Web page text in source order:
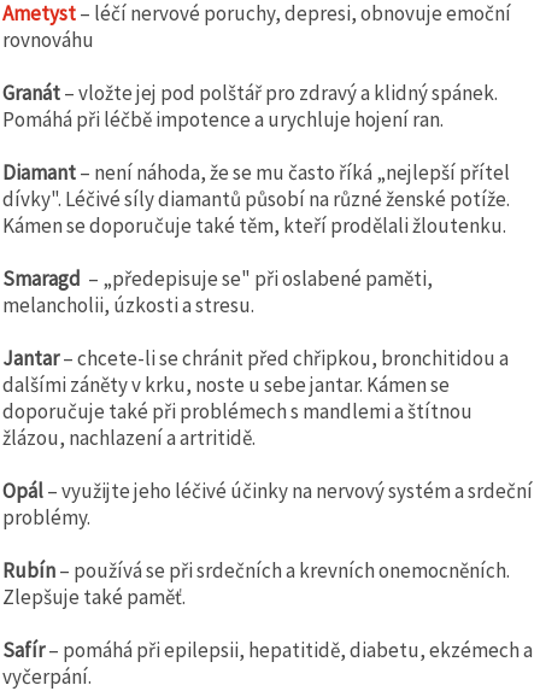
Ametyst– léčí nervové poruchy, depresi, obnovuje emoční
rovnováhu
Granát– vložte jej pod polštář pro zdravý a klidný spánek.
Pomáhá při léčbě impotence a urychluje hojení ran.
Diamant– není náhoda, že se mu často říká „nejlepší přítel
dívky". Léčivé síly diamantů působí na různé ženské potíže.
Kámen se doporučuje také těm, kteří prodělali žloutenku.
Smaragd – „předepisuje se" při oslabené paměti,
melancholii, úzkosti a stresu.
Jantar– chcete-li se chránit před chřipkou, bronchitidou a
dalšími záněty v krku, noste u sebe jantar. Kámen se
doporučuje také při problémech s mandlemi a štítnou
žlázou, nachlazení a artritidě.
Opál– využijte jeho léčivé účinky na nervový systém a srdeční
problémy.
Rubín– používá se při srdečních a krevních onemocněních.
Zlepšuje také paměť.
Safír– pomáhá při epilepsii, hepatitidě, diabetu, ekzémech a
vyčerpání.